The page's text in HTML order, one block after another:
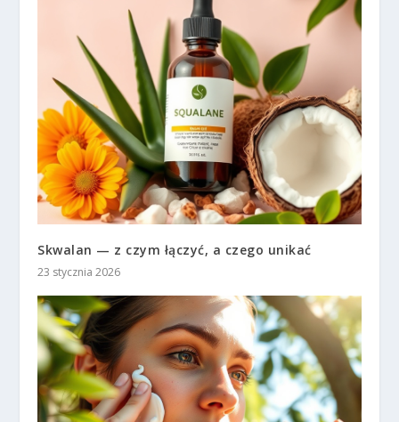
Skwalan — z czym łączyć, a czego unikać
23 stycznia 2026